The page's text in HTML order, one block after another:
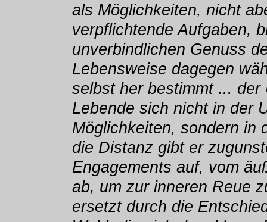
als Möglichkeiten, nicht
verpflichtende Aufgaben,
unverbindlichen Genuss
Lebensweise dagegen
selbst her bestimmt ...
Lebende sich nicht in der
Möglichkeiten, sondern in
die Distanz gibt er
Engagements auf, vom
ab, um zur inneren Reue
ersetzt durch die